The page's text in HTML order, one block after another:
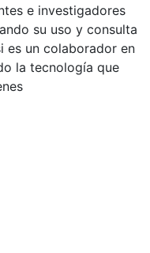
e investigadores
su uso y consulta
es un colaborador en
la tecnología que